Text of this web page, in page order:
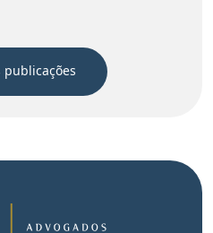
publicações